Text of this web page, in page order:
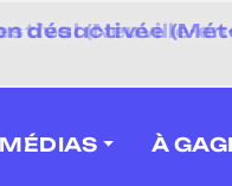
(Neuville-
MÉDIAS À